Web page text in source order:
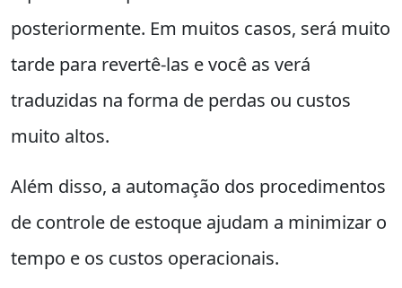
posteriormente. Em muitos casos, será muito
tarde para revertê-las e você as verá
traduzidas na forma de perdas ou custos
muito altos.
Além disso, a automação dos procedimentos
de controle de estoque ajudam a minimizar o
tempo e os custos operacionais.